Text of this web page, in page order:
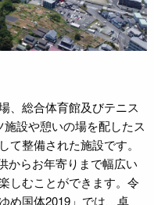
、総合体育館及びテニス
設や憩いの場を配したス
て整備された施設です。
からお年寄りまで幅広い
しむことができます。令
め国体2019」では、卓